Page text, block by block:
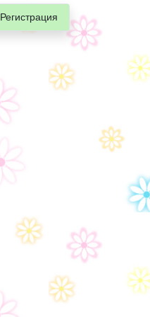
Регистрация